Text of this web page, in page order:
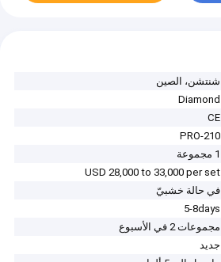
شنتشن، الصين
Diamond
CE
PRO-210
1 مجموعة
USD 28,000 to 33,000 per set
في حالة خشبيّ
5-8days
مجموعات 2 في الأسبوع
جديد